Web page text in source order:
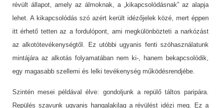
révült állapot, amely az álmoknak, a „kikapcsolódásnak” az alapja
lehet. A kikapcsolódás szó azért került idézőjelek közé, mert éppen
itt érhető tetten az a fordulópont, ami megkülönbözteti a narkózást
az alkotótevékenységtől. Ez utóbbi ugyanis fenti szóhasználatunk
mintájára az alkotás folyamatában nem ki-, hanem bekapcsolódik,
egy magasabb szellemi és lelki tevékenység működésrendjébe.
Szintén mesei példával élve: gondoljunk a repülő táltos paripára.
Repülés szavunk ugyanis hangalakilag a révülést idézi meg. Ez a